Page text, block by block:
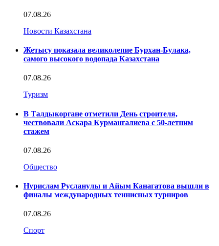
07.08.26
Новости Казахстана
Жетысу показала великолепие Бурхан-Булака,
самого высокого водопада Казахстана
07.08.26
Туризм
В Талдыкоргане отметили День строителя,
чествовали Аскара Курмангалиева с 50-летним
стажем
07.08.26
Общество
Нурислам Русланулы и Айым Канагатова вышли в
финалы международных теннисных турниров
07.08.26
Спорт